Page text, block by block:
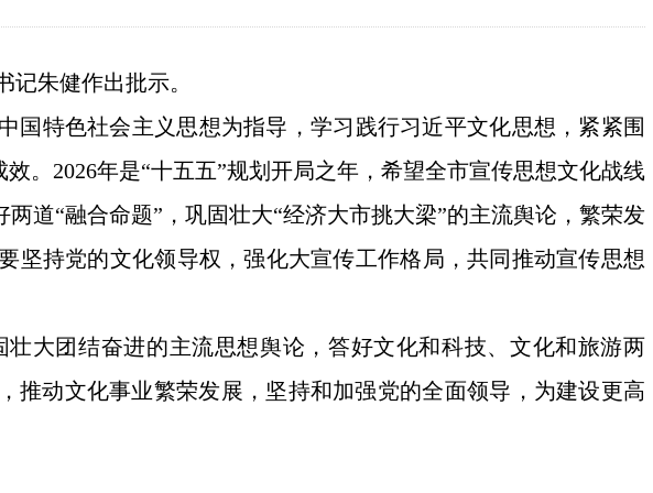
记朱健作出批示。
国特色社会主义思想为指导，学习践行习近平文化思想，紧紧围
。2026年是“十五五”规划开局之年，希望全市宣传思想文化战线
道“融合命题”，巩固壮大“经济大市挑大梁”的主流舆论，繁荣发
坚持党的文化领导权，强化大宣传工作格局，共同推动宣传思想
大团结奋进的主流思想舆论，答好文化和科技、文化和旅游两
推动文化事业繁荣发展，坚持和加强党的全面领导，为建设更高